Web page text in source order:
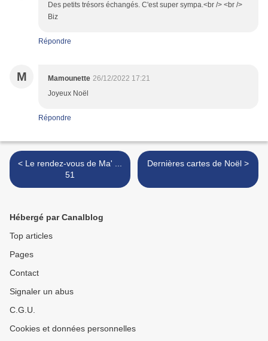
Des petits trésors échangés. C'est super sympa.<br /> <br />
Biz
Répondre
M Mamounette 26/12/2022 17:21
Joyeux Noël
Répondre
< Le rendez-vous de Ma' ...
51
Dernières cartes de Noël >
Hébergé par Canalblog
Top articles
Pages
Contact
Signaler un abus
C.G.U.
Cookies et données personnelles